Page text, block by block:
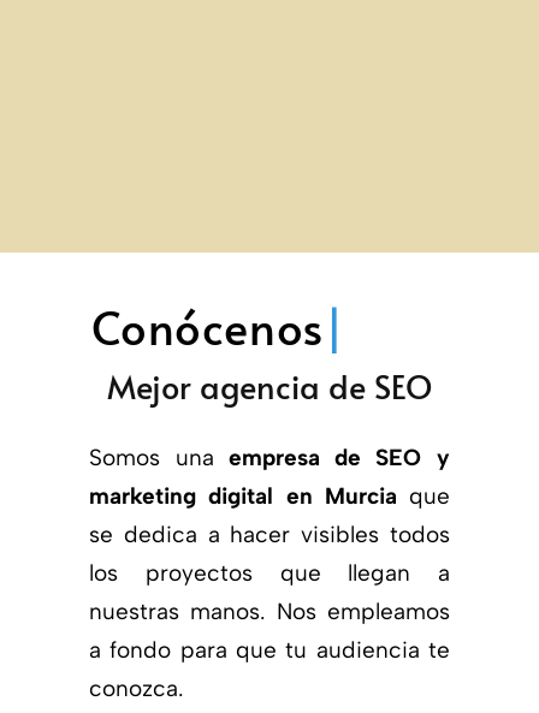
Conócenos|
Mejor agencia de SEO
Somos una empresa de SEO y
marketing digital en Murcia que
se dedica a hacer visibles todos
los proyectos que llegan a
nuestras manos. Nos empleamos
a fondo para que tu audiencia te
conozca.